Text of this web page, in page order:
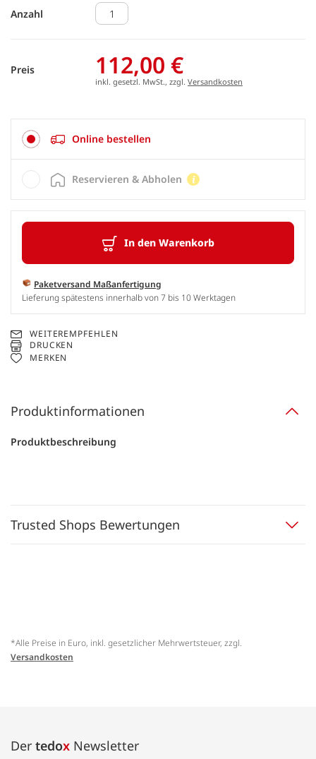
Anzahl
Preis 112,00 €
inkl. gesetzl. MwSt., zzgl. Versandkosten
Online bestellen
In den Warenkorb
Paketversand Maßanfertigung
Lieferung spätestens innerhalb von 7 bis 10 Werktagen
Reservieren & Abholen
WEITEREMPFEHLEN
DRUCKEN
MERKEN
Produktinformationen
Produktbeschreibung
Trusted Shops Bewertungen
*Alle Preise in Euro, inkl. gesetzlicher Mehrwertsteuer, zzgl.
Versandkosten
Der tedox Newsletter